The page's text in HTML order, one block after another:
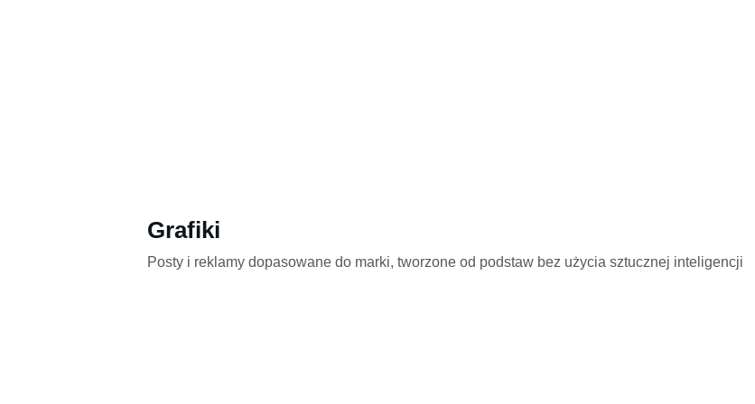
Grafiki
Posty i reklamy dopasowane do marki, tworzone od podstaw bez użycia sztucznej inteligencji